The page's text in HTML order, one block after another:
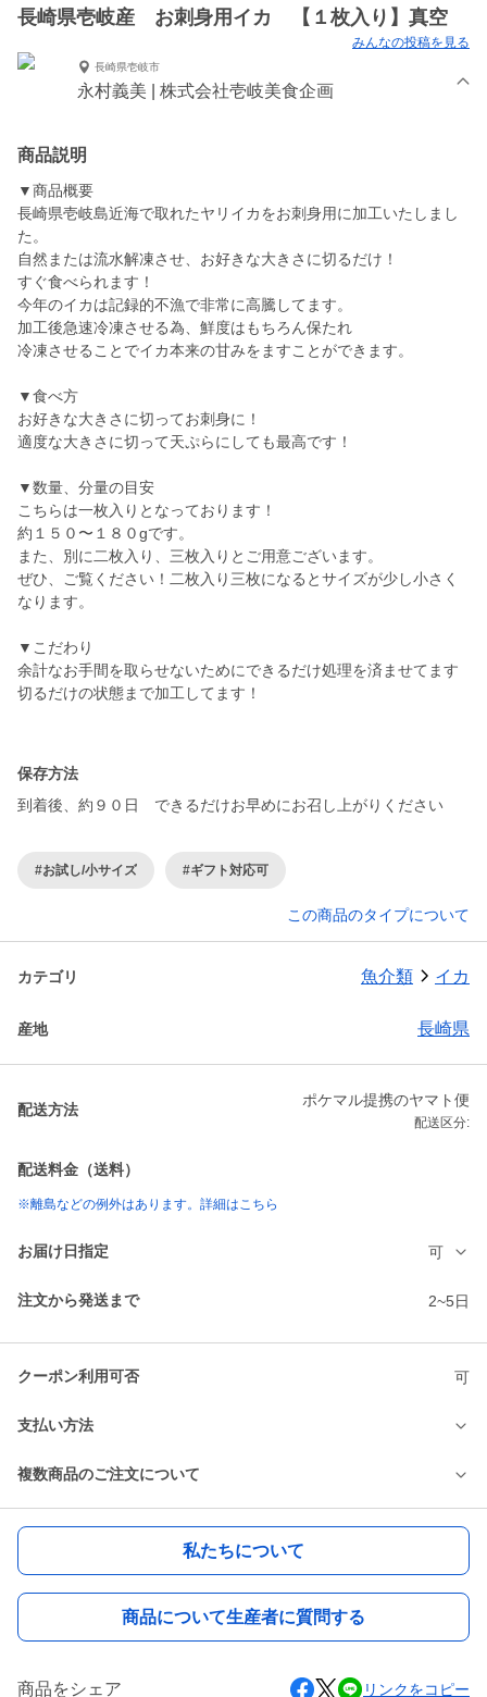
長崎県壱岐産 お刺身用イカ 【１枚入り】真空
みんなの投稿を見る
長崎県壱岐市
永村義美 | 株式会社壱岐美食企画
商品説明
▼商品概要
長崎県壱岐島近海で取れたヤリイカをお刺身用に加工いたしまし
た。
自然または流水解凍させ、お好きな大きさに切るだけ！
すぐ食べられます！
今年のイカは記録的不漁で非常に高騰してます。
加工後急速冷凍させる為、鮮度はもちろん保たれ
冷凍させることでイカ本来の甘みをますことができます。
▼食べ方
お好きな大きさに切ってお刺身に！
適度な大きさに切って天ぷらにしても最高です！
▼数量、分量の目安
こちらは一枚入りとなっております！
約１５０〜１８０gです。
また、別に二枚入り、三枚入りとご用意ございます。
ぜひ、ご覧ください！二枚入り三枚になるとサイズが少し小さく
なります。
▼こだわり
余計なお手間を取らせないためにできるだけ処理を済ませてます
切るだけの状態まで加工してます！
保存方法
到着後、約９０日 できるだけお早めにお召し上がりください
#お試し/小サイズ #ギフト対応可
この商品のタイプについて
カテゴリ 魚介類 イカ
産地 長崎県
配送方法
ポケマル提携のヤマト便
配送区分:
配送料金（送料）
※離島などの例外はあります。詳細はこちら
お届け日指定 可
注文から発送まで 2~5日
クーポン利用可否 可
支払い方法
複数商品のご注文について
私たちについて
商品について生産者に質問する
商品をシェア リンクをコピー